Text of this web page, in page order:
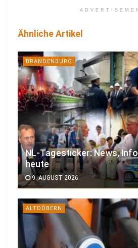
Ähnliche Artikel
BRANDENBURG
NL-Tagesticker: News,
heute
9. AUGUST 2026
ALTDÖBERN